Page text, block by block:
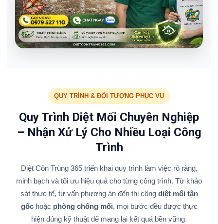
QUY TRÌNH & ĐỐI TƯỢNG PHỤC VỤ
Quy Trình Diệt Mối Chuyên Nghiệp
– Nhận Xử Lý Cho Nhiều Loại Công
Trình
Diệt Côn Trùng 365 triển khai quy trình làm việc rõ ràng,
minh bạch và tối ưu hiệu quả cho từng công trình. Từ khảo
sát thực tế, tư vấn phương án đến thi công diệt mối tận
gốchoặc phòng chống mối, mọi bước đều được thực
hiện đúng kỹ thuật để mang lại kết quả bền vững.